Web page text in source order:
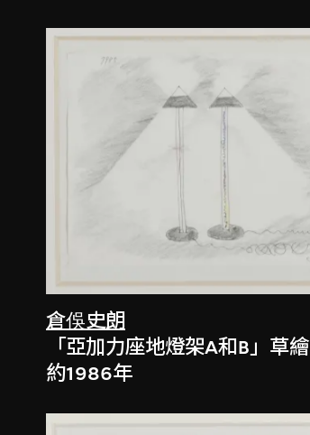
倉俁史朗
「亞加力座地燈架A和B」草繪
約1986年